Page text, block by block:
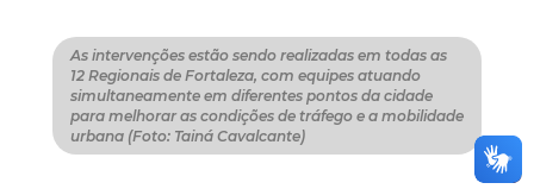
As intervenções estão sendo realizadas em todas as
12 Regionais de Fortaleza, com equipes atuando
simultaneamente em diferentes pontos da cidade
para melhorar as condições de tráfego e a mobilidade
urbana (Foto: Tainá Cavalcante)